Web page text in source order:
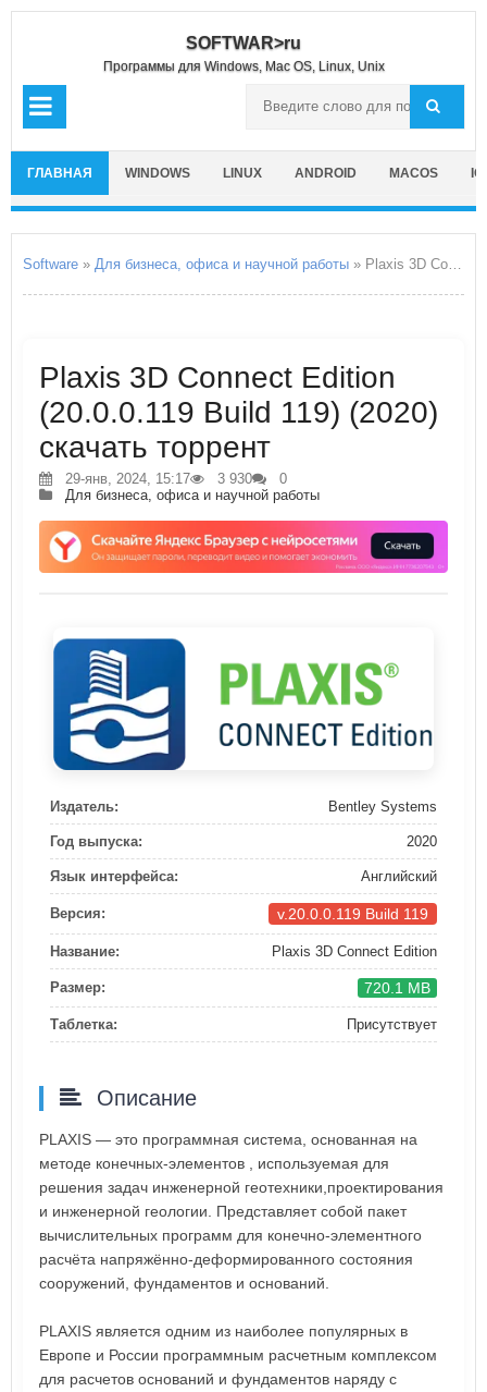
SOFTWAR>ru
Программы для Windows, Mac OS, Linux, Unix
ГЛАВНАЯ WINDOWS LINUX ANDROID MACOS
Software » Для бизнеса, офиса и научной работы » Plaxis 3D Connect Edition
Plaxis 3D Connect Edition
(20.0.0.119 Build 119) (2020)
скачать торрент
29-янв, 2024, 15:17 3 930
0
Для бизнеса, офиса и научной работы
Издатель: Bentley Systems
Год выпуска: 2020
Язык интерфейса: Английский
Версия: v.20.0.0.119 Build 119
Название: Plaxis 3D Connect Edition
Размер: 720.1 MB
Таблетка: Присутствует
Описание
PLAXIS — это программная система, основанная на
методе конечных-элементов , используемая для
решения задач инженерной геотехники,проектирования
и инженерной геологии. Представляет собой пакет
вычислительных программ для конечно-элементного
расчёта напряжённо-деформированного состояния
сооружений, фундаментов и оснований.
PLAXIS является одним из наиболее популярных в
Европе и России программным расчетным комплексом
для расчетов оснований и фундаментов наряду с